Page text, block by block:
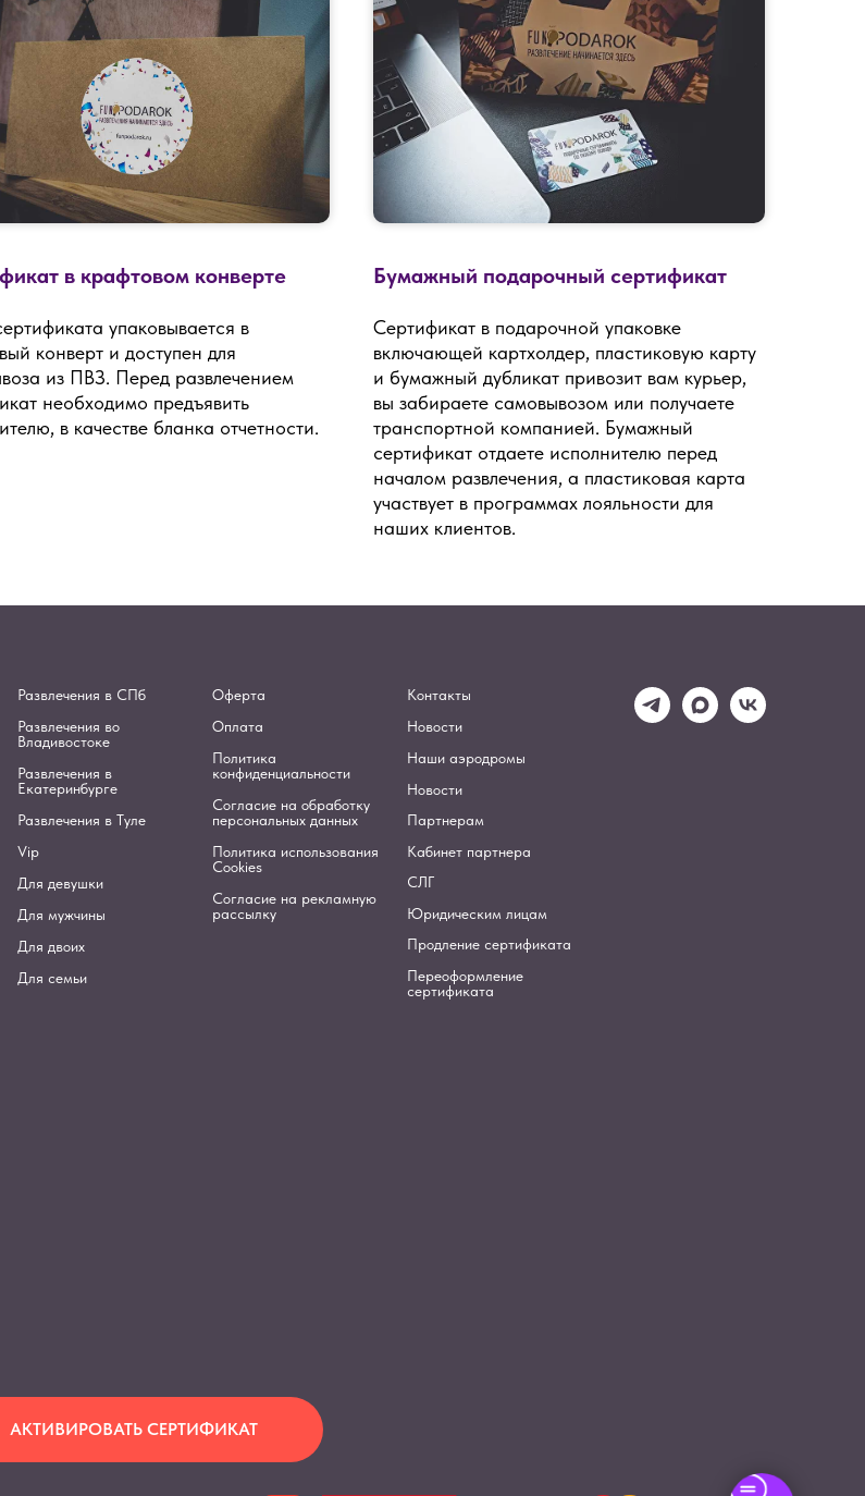
Бумажный подарочный сертификат
Сертификат в подарочной упаковке
включающей картхолдер, пластиковую карту
и бумажный дубликат привозит вам курьер,
вы забираете самовывозом или получаете
транспортной компанией. Бумажный
сертификат отдаете исполнителю перед
началом развлечения, а пластиковая карта
участвует в программах лояльности для
наших клиентов.
в крафтовом конверте
упаковывается в
конверт и доступен для
из ПВЗ. Перед развлечением
необходимо предъявить
в качестве бланка отчетности.
Развлечения в СПб
Развлечения во
Владивостоке
Развлечения в
Екатеринбурге
Развлечения в Туле
Vip
Для девушки
Для мужчины
Для двоих
Для семьи
Оферта
Оплата
Политика
конфиденциальности
Согласие на обработку
персональных данных
Политика использования
Cookies
Согласие на рекламную
рассылку
Контакты
Новости
Наши аэродромы
Новости
Партнерам
Кабинет партнера
СЛГ
Юридическим лицам
Продление сертификата
Переоформление
сертификата
АКТИВИРОВАТЬ СЕРТИФИКАТ